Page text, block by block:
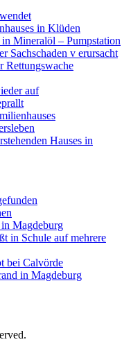
in Klüden
Mineralöl – Pumpstation
Sachschaden v erursacht
Rettungswache
auf
Hauses in
Magdeburg
in Schule auf mehrere
bei Calvörde
in Magdeburg